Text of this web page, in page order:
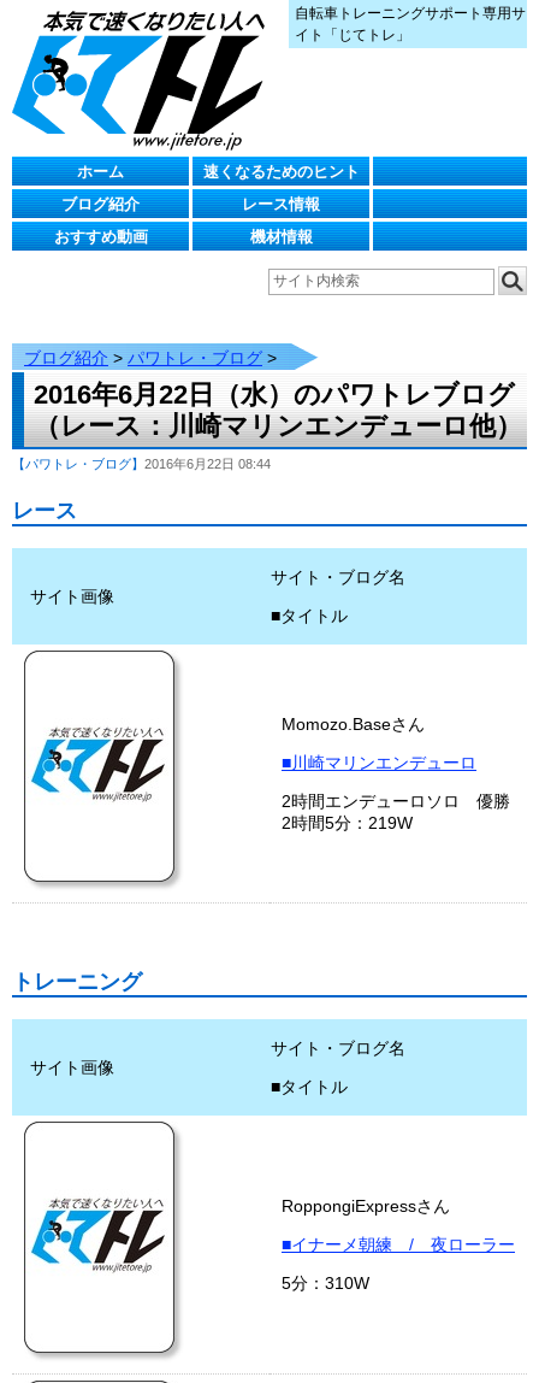
自転車トレーニングサポート専用サ
イト「じてトレ」
ホーム
速くなるためのヒント
ブログ紹介
レース情報
おすすめ動画
機材情報
ブログ紹介 > パワトレ・ブログ>
2016年6月22日（水）のパワトレブログ
（レース：川崎マリンエンデューロ他）
【パワトレ・ブログ】 2016年6月22日 08:44
レース
サイト画像
サイト・ブログ名
■タイトル
Momozo.Baseさん
■川崎マリンエンデューロ
2時間エンデューロソロ 優勝
2時間5分：219W
トレーニング
サイト画像
サイト・ブログ名
■タイトル
RoppongiExpressさん
■イナーメ朝練 / 夜ローラー
5分：310W